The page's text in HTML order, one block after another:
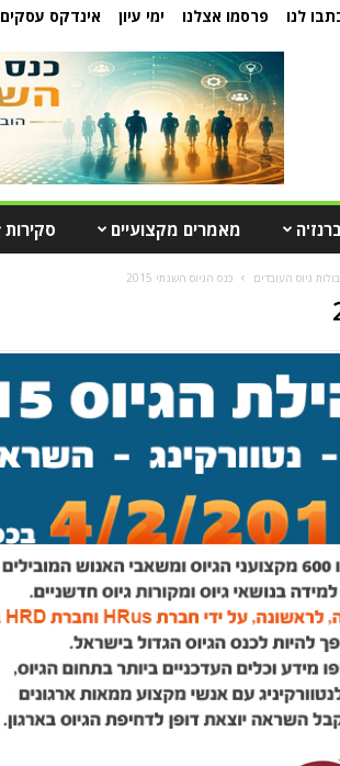
לנו פרסמו אצלנו ימי עיון אינדקס עסקים
מאמרים מקצועיים סקירות
כנס הגיוס השנתי 2015